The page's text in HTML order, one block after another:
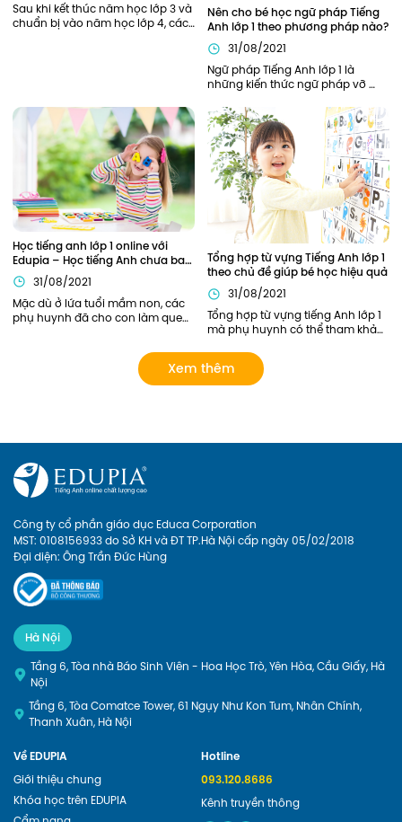
Sau khi kết thúc năm học lớp 3 và
chuẩn bị vào năm học lớp 4, các
vựng tiếng Anh lớp 4 cũng đóng
vai trò quan trọng xuyên suốt
toàn bộ chương trình học tiếng
Anh lớp 4 của các bạn nhỏ.
Nên cho bé học ngữ pháp Tiếng
Anh lớp 1 theo phương pháp nào?
31/08/2021
Ngữ pháp Tiếng Anh lớp 1 là
những kiến thức ngữ pháp vỡ
chinh phục Tiếng Anh của bé. Vì
là nền tảng đầu tiên nên phần
kiến thức này cần được củng cố
chắc chắn. Vậy nên áp dụng
phương pháp nào để trẻ có thể
nắm chắc ngữ pháp Tiếng Anh
ngay từ khi học lớp 1?
Học tiếng anh lớp 1 online với
Edupia – Học tiếng Anh chưa bao
giờ thú vị đến thế!
31/08/2021
Mặc dù ở lứa tuổi mầm non, các
phụ huynh đã cho con làm quen
tuy nhiên chỉ dừng lại ở mức làm
quen mà chưa có lộ trình bài bản
rõ ràng. Giờ đây, phụ huynh có
cho con hứng thú với việc học
ngoại ngữ. Hãy xem Edupia sẽ
mang đến cho con những điều
thú vị gì nhé
Tổng hợp từ vựng Tiếng Anh lớp 1
theo chủ đề giúp bé học hiệu quả
31/08/2021
Tổng hợp từ vựng tiếng Anh lớp 1
mà phụ huynh có thể tham khảo.
chọn các khóa học của Edupia
để cập nhật cho con hệ thống từ
vựng đầy đủ và bài bản nhất!
Xem thêm
Công ty cổ phần giáo dục Educa Corporation
MST: 0108156933 do Sở KH và ĐT TP.Hà Nội cấp ngày 05/02/2018
Đại diện: Ông Trần Đức Hùng
Hà Nội
Tầng 6, Tòa nhà Báo Sinh Viên - Hoa Học Trò, Yên Hòa, Cầu Giấy, Hà
Nội
Tầng 6, Tòa Comatce Tower, 61 Ngụy Như Kon Tum, Nhân Chính,
Thanh Xuân, Hà Nội
Về EDUPIA
Giới thiệu chung
Khóa học trên EDUPIA
Hotline
093.120.8686
Kênh truyền thông